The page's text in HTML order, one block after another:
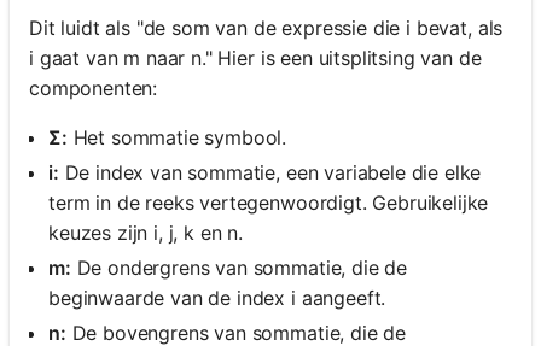
Dit luidt als "de som van de expressie die i bevat, als
i gaat van m naar n." Hier is een uitsplitsing van de
componenten:
Σ: Het sommatie symbool.
i: De index van sommatie, een variabele die elke
term in de reeks vertegenwoordigt. Gebruikelijke
keuzes zijn i, j, k en n.
m: De ondergrens van sommatie, die de
beginwaarde van de index i aangeeft.
n: De bovengrens van sommatie, die de